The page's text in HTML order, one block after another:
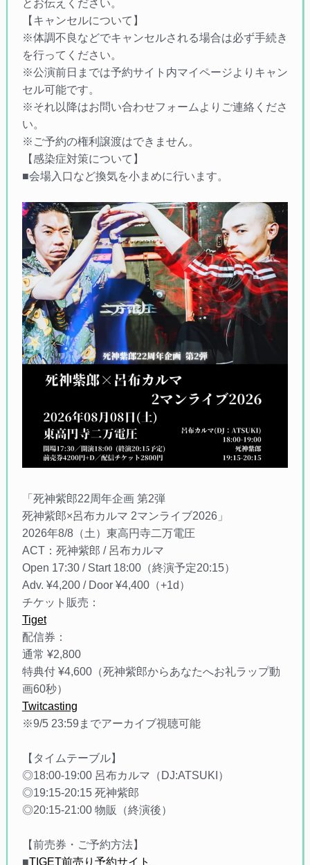
とお伝えください。
【キャンセルについて】
※体調不良などでキャンセルされる場合は必ず手続き
を行ってください。
※公演前日までは予約サイト内マイページよりキャン
セル可能です。
※それ以降はお問い合わせフォームよりご連絡くださ
い。
※ご予約の権利譲渡はできません。
【感染症対策について】
■会場入口など換気を小まめに行います。
「死神紫郎22周年企画 第2弾
死神紫郎×呂布カルマ 2マンライブ2026」
2026年8/8（土）東高円寺二万電圧
ACT：死神紫郎 / 呂布カルマ
Open 17:30 / Start 18:00（終演予定20:15）
Adv. ¥4,200 / Door ¥4,400（+1d）
チケット販売：
Tiget
配信券：
通常 ¥2,800
特典付 ¥4,600（死神紫郎からあなたへお礼ラップ動
画60秒）
Twitcasting
※9/5 23:59までアーカイブ視聴可能
【タイムテーブル】
◎18:00-19:00 呂布カルマ（DJ:ATSUKI）
◎19:15-20:15 死神紫郎
◎20:15-21:00 物販（終演後）
【前売券・ご予約方法】
■TIGET前売り予約サイト